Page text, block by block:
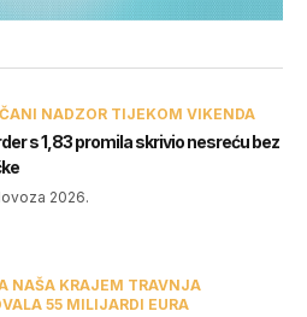
NADZOR TIJEKOM VIKENDA
s 1,83 promila skrivio nesreću bez
2026.
NAŠA KRAJEM TRAVNJA
55 MILIJARDI EURA